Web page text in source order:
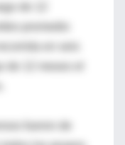
de 12
de 12 meses el
fueron de